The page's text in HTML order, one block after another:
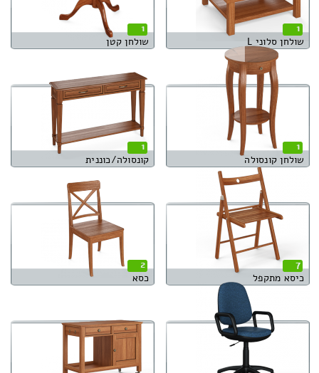
1
שולחן סלוני L
1
שולחן קטן
1
שולחן קונסולה
1
קונסולה/כוננית
7
כיסא מתקפל
2
כסא